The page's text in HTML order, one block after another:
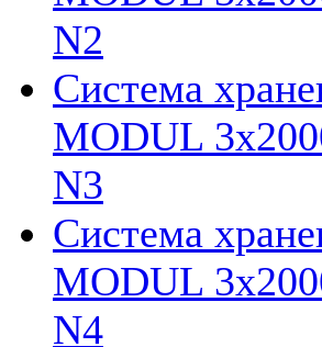
N2
Система
MODUL
N3
Система
MODUL
N4